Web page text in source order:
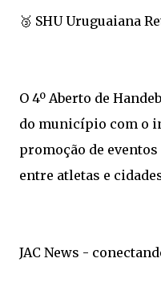
🥉 SHU Uruguaiana
O 4º Aberto de
do município com o
promoção de
entre atletas e
JAC News -